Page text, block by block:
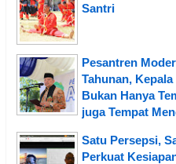
Santri
Pesantren
Tahunan,
Bukan Hanya
juga Tempat
Satu Persepsi,
Perkuat